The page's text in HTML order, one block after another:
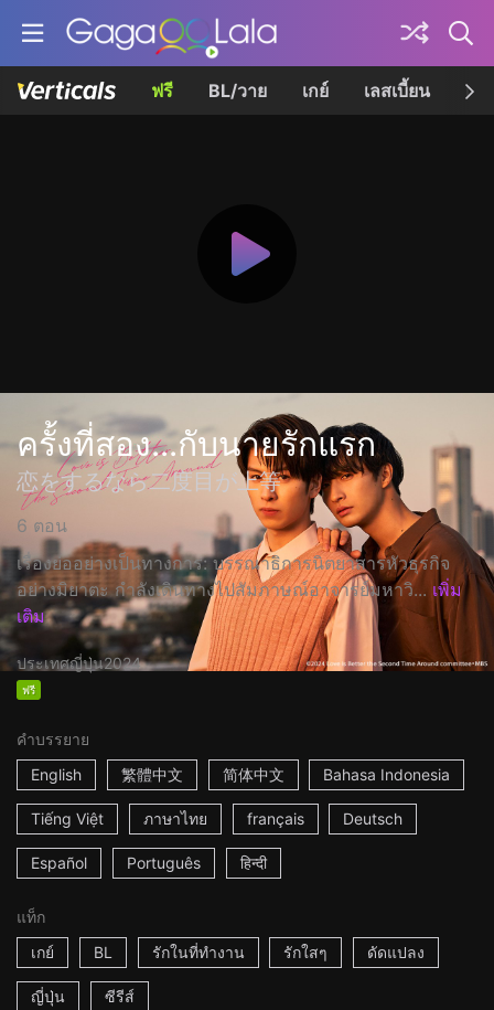
ฟรี BL/วาย เกย์ เลสเบี้ยน เค
ครั้งที่สอง...กับนายรักแรก
恋をするなら二度目が上等
6 ตอน
เรื่องย่ออย่างเป็นทางการ: บรรณาธิการนิตยาสารหัวธุรกิจ
อย่างมิยาตะ กำลังเดินทางไปสัมภาษณ์อาจารย์มหาวิ... เพิ่ม
เติม
ประเทศญี่ปุ่น2024
ฟรี
คำบรรยาย
English
繁體中文 简体中文 Bahasa Indonesia
Tiếng Việt ภาษาไทย français Deutsch
Español Português हिन्दी
แท็ก
เกย์
BL รักในที่ทำงาน รักใสๆ ดัดแปลง
ญี่ปุ่น ซีรีส์